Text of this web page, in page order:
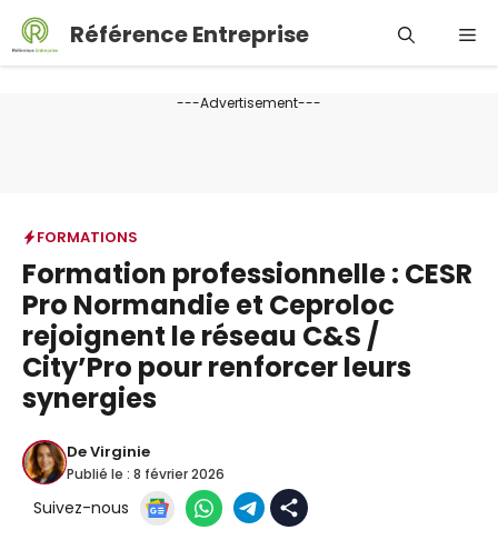
Aller
contenu
Référence Entreprise
---Advertisement---
FORMATIONS
Formation professionnelle : CESR
Pro Normandie et Ceproloc
rejoignent le réseau C&S /
City’Pro pour renforcer leurs
synergies
DeVirginie
Publié le : 8 février 2026
Suivez-nous